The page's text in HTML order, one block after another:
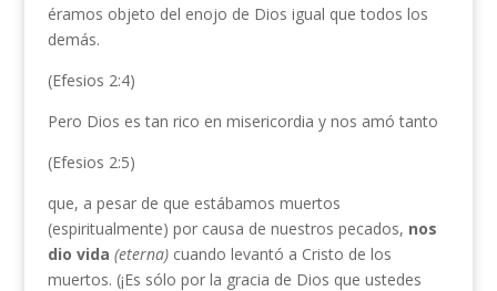
éramos objeto del enojo de Dios igual que todos los
demás.
(Efesios 2:4)
Pero Dios es tan rico en misericordia y nos amó tanto
(Efesios 2:5)
que, a pesar de que estábamos muertos
(espiritualmente) por causa de nuestros pecados, nos
dio vida (eterna) cuando levantó a Cristo de los
muertos. (¡Es sólo por la gracia de Dios que ustedes